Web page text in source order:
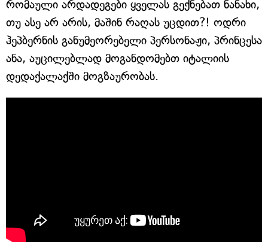
რომაული არდადეგები ყველას გექნებათ ნანახი,
თუ ასე არ არის, მაშინ რაღას უცდით?! ოდრი
ჰეპბერნის განუმეორებელი პერსონაჟი, პრინცესა
ანა, აუცილებლად მოგანდომებთ იტალიის
დედაქალაქში მოგზაურობას.